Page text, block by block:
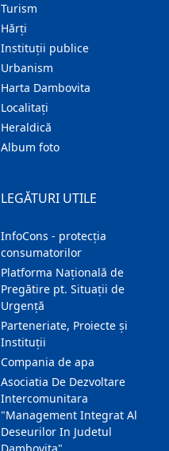
Turism
Hărţi
Instituţii publice
Urbanism
Harta Dambovita
Localitaţi
Heraldică
Album foto
LEGĂTURI UTILE
InfoCons - protecția
consumatorilor
Platforma Națională de
Pregătire pt. Situații de
Urgență
Parteneriate, Proiecte și
Instituții
Compania de apa
Asociatia De Dezvoltare
Intercomunitara
"Management Integrat Al
Deseurilor In Judetul